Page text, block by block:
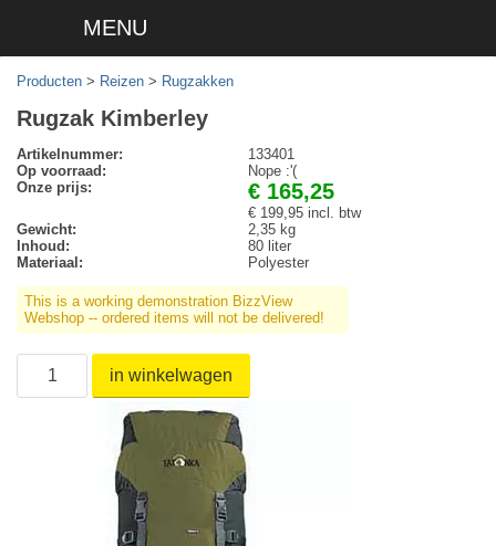
MENU
Producten > Reizen > Rugzakken
Rugzak Kimberley
Artikelnummer:
133401
Op voorraad:
Nope :'(
Onze prijs:
€ 165,25
€ 199,95 incl. btw
Gewicht:
2,35 kg
Inhoud:
80 liter
Materiaal:
Polyester
This is a working demonstration BizzView
Webshop -- ordered items will not be delivered!
in winkelwagen